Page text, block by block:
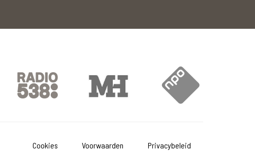
Cookies Voorwaarden Privacybeleid